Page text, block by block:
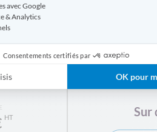
avec Google
& Analytics
Consentements certifiés par
OK pour
5x5m
Tente
Sur